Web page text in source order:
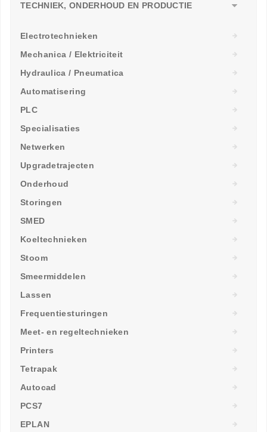
TECHNIEK, ONDERHOUD EN PRODUCTIE
Electrotechnieken
Mechanica / Elektriciteit
Hydraulica / Pneumatica
Automatisering
PLC
Specialisaties
Netwerken
Upgradetrajecten
Onderhoud
Storingen
SMED
Koeltechnieken
Stoom
Smeermiddelen
Lassen
Frequentiesturingen
Meet- en regeltechnieken
Printers
Tetrapak
Autocad
PCS7
EPLAN